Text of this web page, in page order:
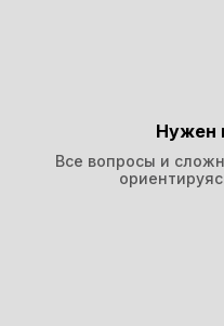
Нужен
Все вопросы и